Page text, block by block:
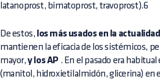
latanoprost, bimatoprost, travoprost).6
De estos, los más usados en la
mantienen la eficacia de los sistémicos,
mayor,y los AP . En el pasado era
(manitol, hidroxietilalmidón, glicerina) en